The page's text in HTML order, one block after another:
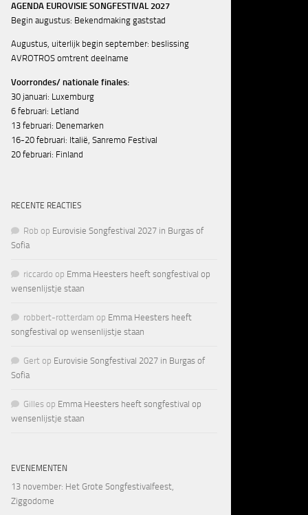
AGENDA EUROVISIE SONGFESTIVAL 2027
Begin augustus: Bekendmaking gaststad
Augustus, uiterlijk begin september: beslissing
AVROTROS omtrent deelname
Voorrondes/ nationale finales:
30 januari: Luxemburg
6 februari: Letland
13 februari: Denemarken
16-20 februari: Italië, Sanremo Festival
20 februari: Finland
RECENTE REACTIES
Rob op Eurovisie Songfestival 2027 in Burgas of
Sofia
riccardo op Emma Heesters heeft songfestival op
wensenlijstje staan
robbert-rotterdam op Emma Heesters heeft
songfestival op wensenlijstje staan
Gert op Eurovisie Songfestival 2027 in Burgas of
Sofia
Gilles op Emma Heesters heeft songfestival op
wensenlijstje staan
EVENEMENTEN
13 november: Het Grote Songfestivalfeest,
Ziggodome